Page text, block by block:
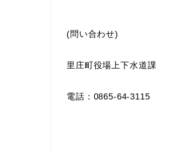
(問い合わせ)
里庄町役場上下水道課
電話：0865-64-3115